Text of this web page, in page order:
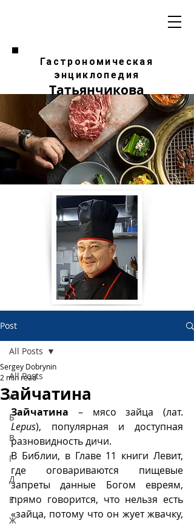
Гастрономическая
энциклопедия
Татьянчикова
Post
All Posts
А
Б
В
Г
Д
Е
Ж
All Posts
Зайчатина
Sergey Dobrynin
2 min read
Зайчатина – мясо зайца (лат.
Lepus), популярная и доступная
разновидность дичи.
В Библии, в Главе 11 книги Левит,
где оговариваются пищевые
запреты данные Богом евреям,
прямо говорится, что нельзя есть
«зайца, потому что он жует жвачку,